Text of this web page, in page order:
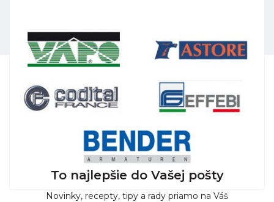
To najlepšie do Vašej pošty
Novinky, recepty, tipy a rady priamo na Váš